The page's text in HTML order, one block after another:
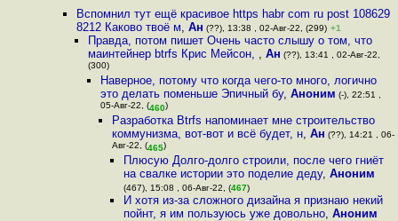
Вспомнил тут ещё красивое https habr com ru post 108629
8212 Каково твоё м, Ан (??), 13:38 , 02-Авг-22, (299) +1
Правда, потом пишет Очень часто слышу о том, что
маинтейнер btrfs Крис Мейсон, ,Ан (??), 13:41 , 02-Авг-22,
(300)
Наверное, потому что когда чего-то много, логично
это делать поменьше Эпичный бу, Аноним (-), 22:51 ,
05-Авг-22, (460)
Разработка Btrfs напоминает мне строительство
коммунизма, вот-вот и всё будет, н, Ан (??), 14:21 , 06-
Авг-22, (465)
Плюсую Долго-долго строили, после чего гниёт
на свалке истории это поделие деду,Аноним
(467), 15:08 , 06-Авг-22, (467)
И хотя из-за сложного дизайна я признаю некий
пойнт, я им пользуюсь уже довольно,Аноним